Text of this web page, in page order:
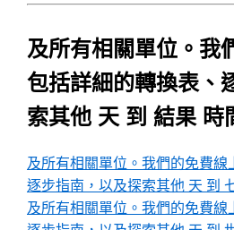
及所有相關單位。我
包括詳細的轉換表、
索其他 天 到 結果 時
及所有相關單位。我們的免費線
逐步指南，以及探索其他 天 到
及所有相關單位。我們的免費線